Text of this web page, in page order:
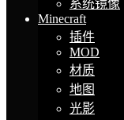
系统镜像
Minecraft
插件
MOD
材质
地图
光影